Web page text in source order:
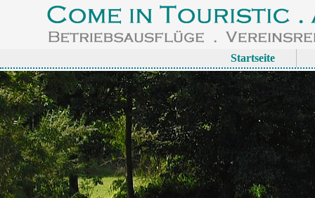
Startseite